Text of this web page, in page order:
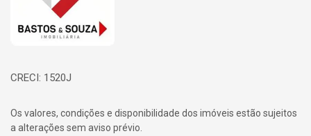
CRECI: 1520J
Os valores, condições e disponibilidade dos imóveis estão sujeitos
a alterações sem aviso prévio.